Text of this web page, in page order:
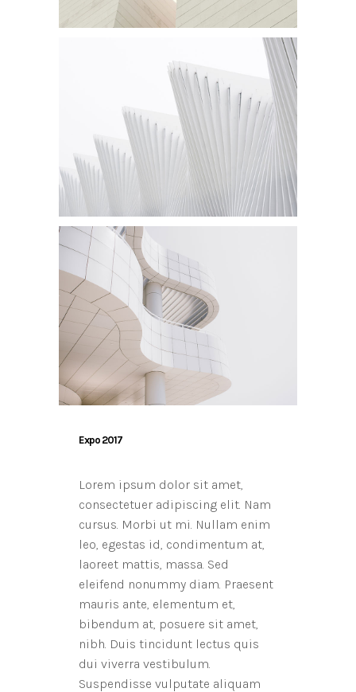
Expo 2017
Lorem ipsum dolor sit amet,
consectetuer adipiscing elit. Nam
cursus. Morbi ut mi. Nullam enim
leo, egestas id, condimentum at,
laoreet mattis, massa. Sed
eleifend nonummy diam. Praesent
mauris ante, elementum et,
bibendum at, posuere sit amet,
nibh. Duis tincidunt lectus quis
dui viverra vestibulum.
Suspendisse vulputate aliquam